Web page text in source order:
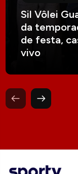
Sil Vôlei
da
de festa,
vivo